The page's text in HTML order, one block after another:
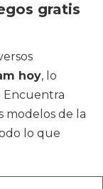
gratis
hoy, lo
Encuentra
modelos de la
lo que